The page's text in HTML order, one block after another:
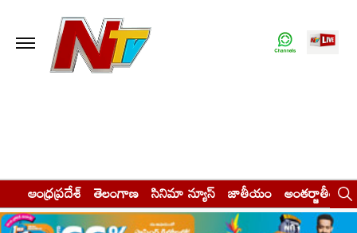
ఆంధ్రప్రదేశ్ తెలంగాణ సినిమా న్యూస్ జాతీయం అంతర్జాతీయం